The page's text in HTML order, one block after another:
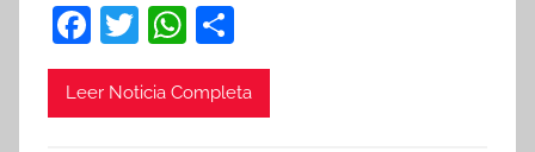
F
a
c
T
w
itt
W
h
at
o
m
Leer Noticia Completa